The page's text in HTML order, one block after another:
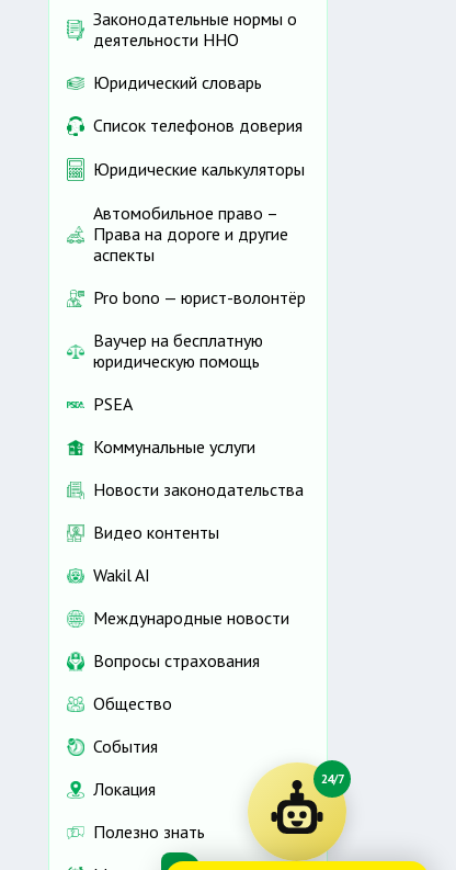
Законодательные нормы о
деятельности ННО
Юридический словарь
Список телефонов доверия
Юридические калькуляторы
Автомобильное право –
Права на дороге и другие
аспекты
Pro bono — юрист-волонтёр
Ваучер на бесплатную
юридическую помощь
PSEA
Коммунальные услуги
Новости законодательства
Видео контенты
Wakil AI
Международные новости
Вопросы страхования
Общество
События
Локация
Полезно знать
24/7